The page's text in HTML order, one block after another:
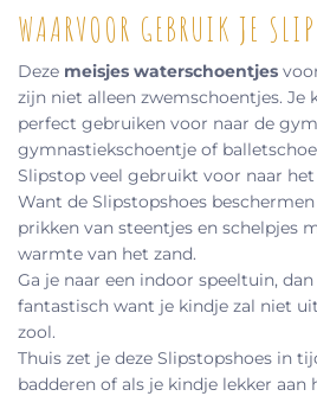
WAARVOOR GEBRUIK JE
Deze meisjes waterschoentjes
zijn niet alleen zwemschoentjes. Je
perfect gebruiken voor naar de
gymnastiekschoentje of
Slipstop veel gebruikt voor naar
Want de Slipstopshoes
prikken van steentjes en schelpjes
warmte van het zand.
Ga je naar een indoor speeltuin,
fantastisch want je kindje zal niet
zool.
Thuis zet je deze Slipstopshoes in
badderen of als je kindje lekker aan